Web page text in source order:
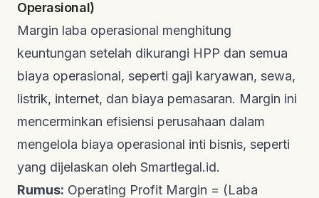
Operasional)
Margin laba operasional menghitung
keuntungan setelah dikurangi HPP dan semua
biaya operasional, seperti gaji karyawan, sewa,
listrik, internet, dan biaya pemasaran. Margin ini
mencerminkan efisiensi perusahaan dalam
mengelola biaya operasional inti bisnis, seperti
yang dijelaskan oleh Smartlegal.id.
Rumus: Operating Profit Margin = (Laba